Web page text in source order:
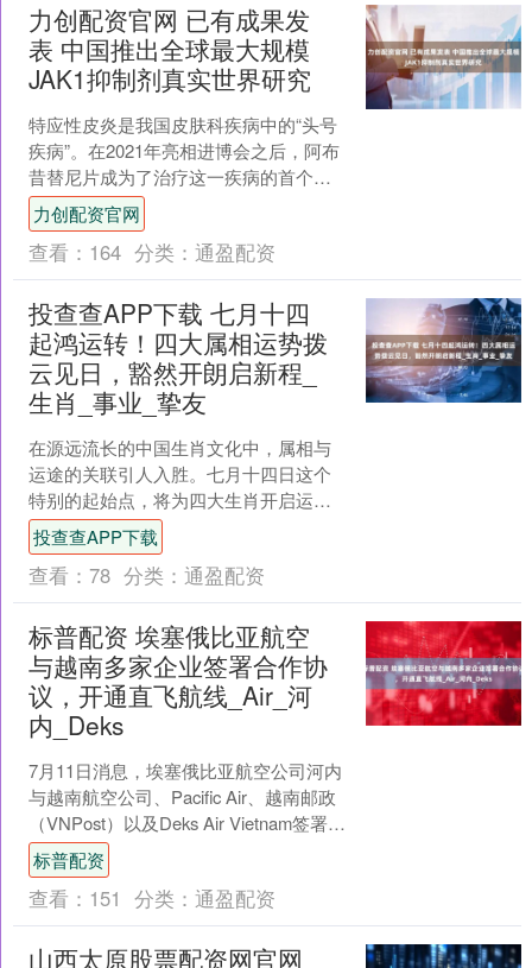
力创配资官网 已有成果发
表 中国推出全球最大规模
JAK1抑制剂真实世界研究
特应性皮炎是我国皮肤科疾病中的“头号
疾病”。在2021年亮相进博会之后，阿布
昔替尼片成为了治疗这一疾病的首个高
选择性JAK1抑制剂。记者....
力创配资官网
查看： 164 分类： 通盈配资
投查查APP下载 七月十四
起鸿运转！四大属相运势拨
云见日，豁然开朗启新程_
生肖_事业_挚友
在源远流长的中国生肖文化中，属相与
运途的关联引人入胜。七月十四日这个
特别的起始点，将为四大生肖开启运势
崭新篇章，他们的生活恍若被明灯照
亮，天地豁然开朗，思绪得以....
投查查APP下载
查看： 78 分类： 通盈配资
标普配资 埃塞俄比亚航空
与越南多家企业签署合作协
议，开通直飞航线_Air_河
内_Deks
7月11日消息，埃塞俄比亚航空公司河内
与越南航空公司、Pacific Air、越南邮政
（VNPost）以及Deks Air Vietnam签署合
作备忘录。埃塞俄....
标普配资
查看： 151 分类： 通盈配资
山西太原股票配资网官网